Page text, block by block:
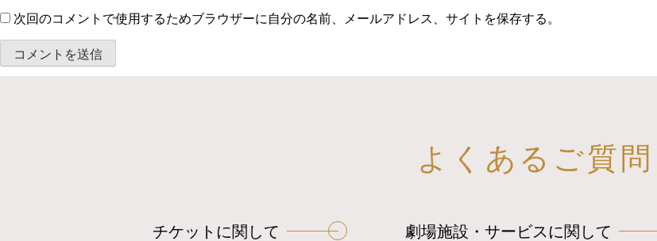
次回のコメントで使用するためブラウザーに自分の名前、メールアドレス、サイトを保存する。
よくあるご質問
チケットに関して 劇場施設・サービスに関して